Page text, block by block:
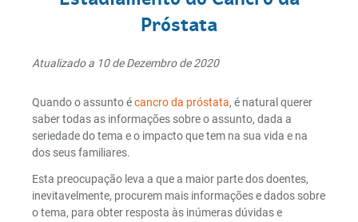
Próstata
Atualizado a 10 de Dezembro de 2020
Quando o assunto écancro da próstata, é natural querer
saber todas as informações sobre o assunto, dada a
seriedade do tema e o impacto que tem na sua vida e na
dos seus familiares.
Esta preocupação leva a que a maior parte dos doentes,
inevitavelmente, procurem mais informações e dados sobre
o tema, para obter resposta às inúmeras dúvidas e